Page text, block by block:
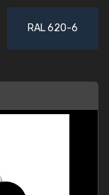
RAL 620-6